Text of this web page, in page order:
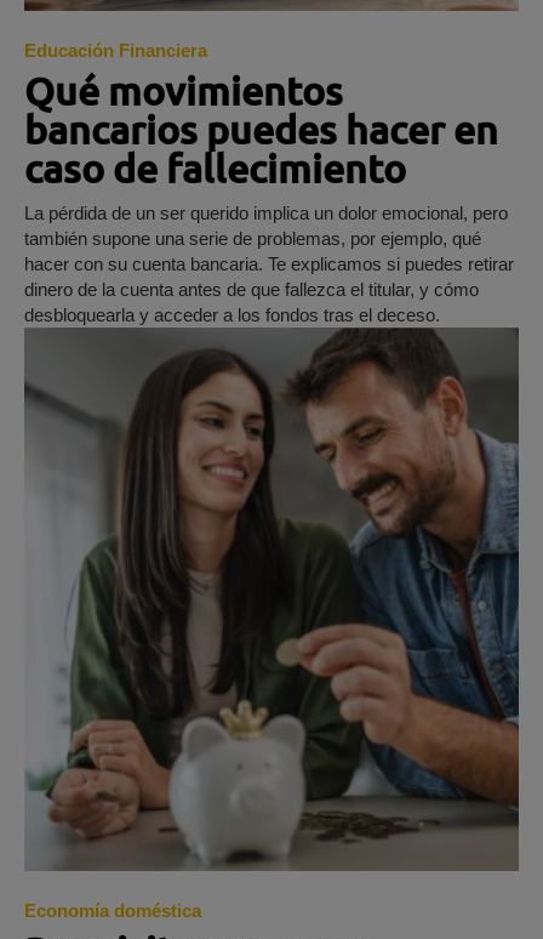
Educación Financiera
Qué movimientos
bancarios puedes hacer en
caso de fallecimiento
La pérdida de un ser querido implica un dolor emocional, pero
también supone una serie de problemas, por ejemplo, qué
hacer con su cuenta bancaria. Te explicamos si puedes retirar
dinero de la cuenta antes de que fallezca el titular, y cómo
desbloquearla y acceder a los fondos tras el deceso.
Economía doméstica